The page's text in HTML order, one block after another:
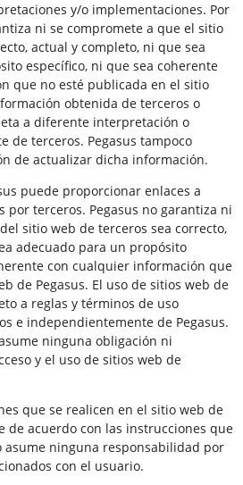
y/o implementaciones. Por
ni se compromete a que el sitio
actual y completo, ni que sea
específico, ni que sea coherente
que no esté publicada en el sitio
obtenida de terceros o
a diferente interpretación o
de terceros. Pegasus tampoco
de actualizar dicha información.
puede proporcionar enlaces a
por terceros. Pegasus no garantiza ni
sitio web de terceros sea correcto,
adecuado para un propósito
con cualquier información que
de Pegasus. El uso de sitios web de
a reglas y términos de uso
e independientemente de Pegasus.
ninguna obligación ni
y el uso de sitios web de
que se realicen en el sitio web de
de acuerdo con las instrucciones que
asume ninguna responsabilidad por
con el usuario.